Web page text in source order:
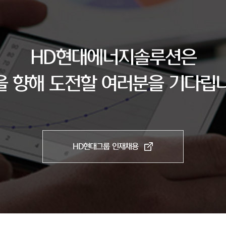
HD현대에너지솔루션은
향해 도전할 여러분을 기다립
HD현대그룹 인재채용